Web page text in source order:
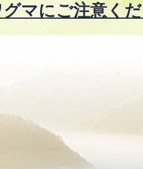
マにご注意く